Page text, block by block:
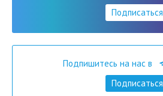
Подписаться
Подпишитесь на нас в
Подписаться